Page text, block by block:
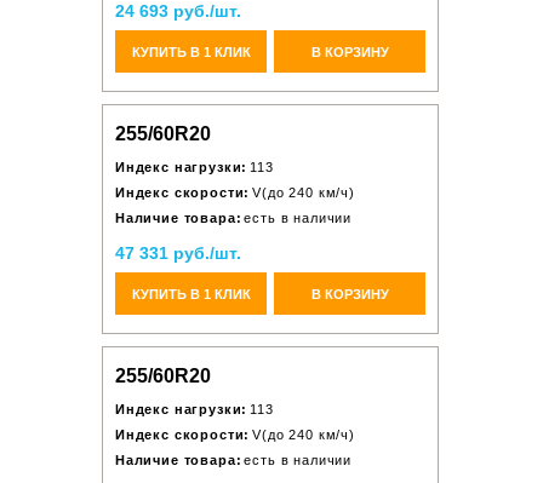
24 693 руб./шт.
КУПИТЬ В 1 КЛИК В КОРЗИНУ
255/60R20
Индекс нагрузки: 113
Индекс скорости: V(до 240 км/ч)
Наличие товара: есть в наличии
47 331 руб./шт.
КУПИТЬ В 1 КЛИК В КОРЗИНУ
255/60R20
Индекс нагрузки: 113
Индекс скорости: V(до 240 км/ч)
Наличие товара: есть в наличии